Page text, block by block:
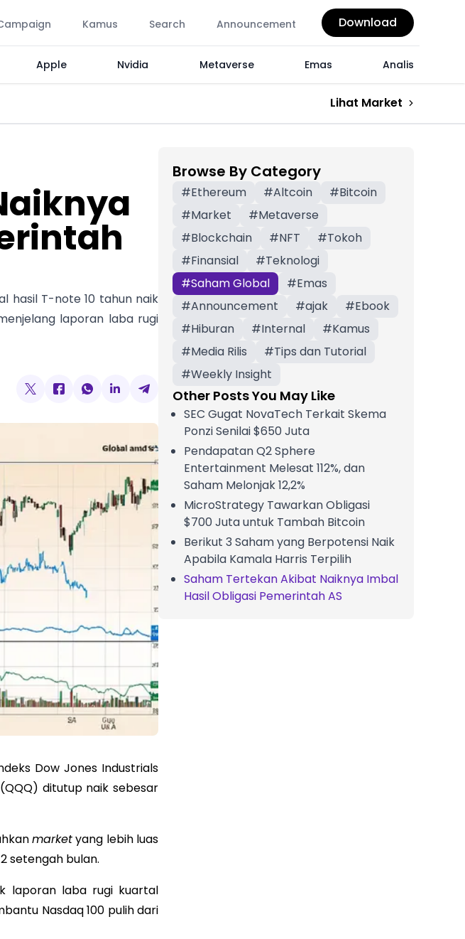
Kamus Search Announcement Download
Apple Nvidia Metaverse Emas Analis
Lihat Market
hasil T-note 10 tahun naik
laporan laba rugi
Dow Jones Industrials
ditutup naik sebesar
marketyang lebih luas
setengah bulan.
laporan laba rugi kuartal
Nasdaq 100 pulih dari
Browse By Category
#Ethereum #Altcoin #Bitcoin
#Market #Metaverse
#Blockchain #NFT #Tokoh
#Finansial #Teknologi
#Saham Global #Emas
#Announcement #ajak #Ebook
#Hiburan #Internal #Kamus
#Media Rilis #Tips dan Tutorial
#Weekly Insight
Other Posts You May Like
SEC Gugat NovaTech Terkait Skema
Ponzi Senilai $650 Juta
Pendapatan Q2 Sphere
Entertainment Melesat 112%, dan
Saham Melonjak 12,2%
MicroStrategy Tawarkan Obligasi
$700 Juta untuk Tambah Bitcoin
Berikut 3 Saham yang Berpotensi Naik
Apabila Kamala Harris Terpilih
Saham Tertekan Akibat Naiknya Imbal
Hasil Obligasi Pemerintah AS